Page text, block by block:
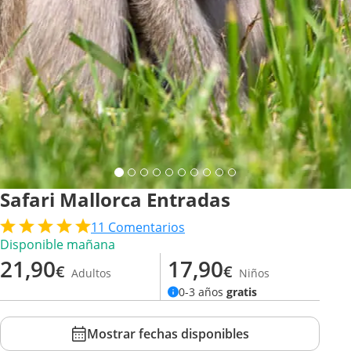
Safari Mallorca Entradas
11 Comentarios
Disponible mañana
21,90€ Adultos 17,90€ Niños
0-3 años gratis
Mostrar fechas disponibles